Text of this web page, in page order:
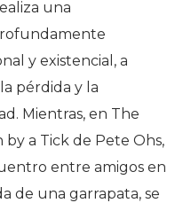
una
y existencial, a
pérdida y la
Mientras, en The
a Tick de Pete Ohs,
entre amigos en
de una garrapata, se